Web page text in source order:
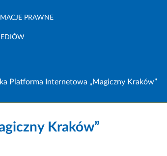
PRAWNE
Platforma Internetowa „Magiczny Kraków”
Kraków”